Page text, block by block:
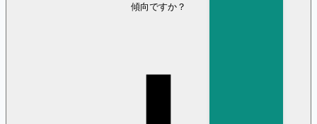
傾向ですか？